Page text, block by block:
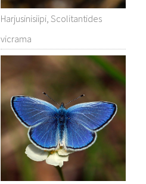
Harjusinisiipi, Scolitantides
vicrama